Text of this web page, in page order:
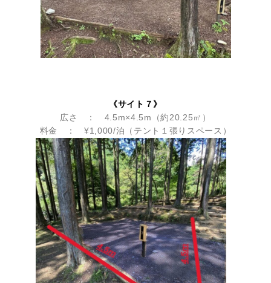
《サイト７》
広さ ： 4.5m×4.5m（約20.25㎡）
料金 ： ¥1,000/泊（テント１張りスペース）